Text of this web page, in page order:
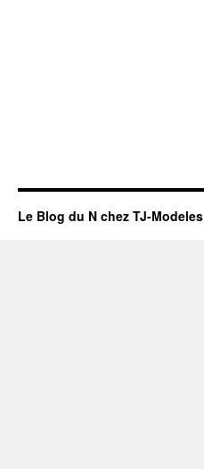
Le Blog du N chez TJ-Modeles